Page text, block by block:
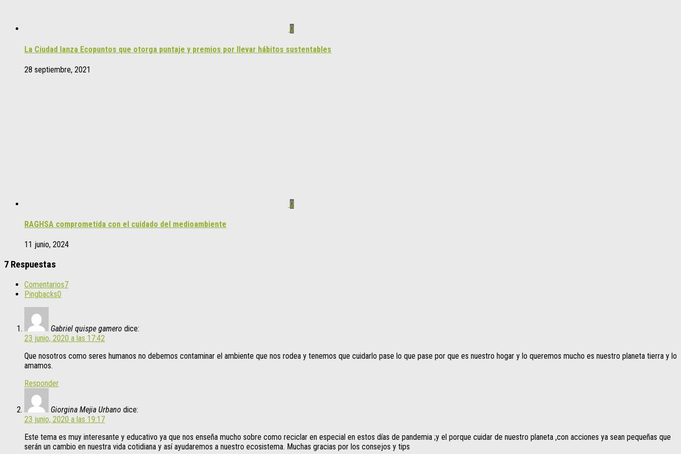
0
La Ciudad lanza Ecopuntos que otorga puntaje y premios por llevar hábitos sustentables
28 septiembre, 2021
0
RAGHSA comprometida con el cuidado del medioambiente
11 junio, 2024
7 Respuestas
Comentarios7
Pingbacks0
Gabriel quispe gamero dice:
23 junio, 2020 a las 17:42
Que nosotros como seres humanos no debemos contaminar el ambiente que nos rodea y tenemos que cuidarlo pase lo que pase por que es nuestro hogar y lo queremos mucho es nuestro planeta tierra y lo
amamos.
Responder
Giorgina Mejia Urbano dice:
23 junio, 2020 a las 19:17
Este tema es muy interesante y educativo ya que nos enseña mucho sobre como reciclar en especial en estos días de pandemia ;y el porque cuidar de nuestro planeta ,con acciones ya sean pequeñas que
serán un cambio en nuestra vida cotidiana y así ayudaremos a nuestro ecosistema. Muchas gracias por los consejos y tips